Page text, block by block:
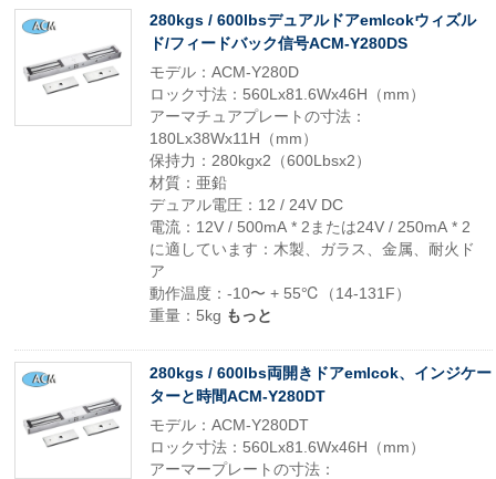
280kgs / 600lbsデュアルドアemlcokウィズル
ド/フィードバック信号ACM-Y280DS
モデル：ACM-Y280D
ロック寸法：560Lx81.6Wx46H（mm）
アーマチュアプレートの寸法：
180Lx38Wx11H（mm）
保持力：280kgx2（600Lbsx2）
材質：亜鉛
デュアル電圧：12 / 24V DC
電流：12V / 500mA * 2または24V / 250mA * 2
に適しています：木製、ガラス、金属、耐火ド
ア
動作温度：-10〜 + 55℃（14-131F）
重量：5kg もっと
280kgs / 600lbs両開きドアemlcok、インジケー
ターと時間ACM-Y280DT
モデル：ACM-Y280DT
ロック寸法：560Lx81.6Wx46H（mm）
アーマープレートの寸法：